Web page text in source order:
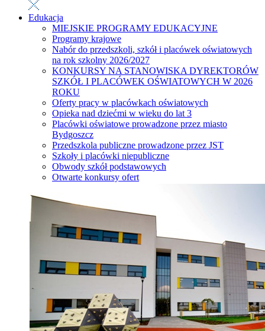
Edukacja
MIEJSKIE PROGRAMY EDUKACYJNE
Programy krajowe
Nabór do przedszkoli, szkół i placówek oświatowych
na rok szkolny 2026/2027
KONKURSY NA STANOWISKA DYREKTORÓW
SZKÓŁ I PLACÓWEK OŚWIATOWYCH W 2026
ROKU
Oferty pracy w placówkach oświatowych
Opieka nad dziećmi w wieku do lat 3
Placówki oświatowe prowadzone przez miasto
Bydgoszcz
Przedszkola publiczne prowadzone przez JST
Szkoły i placówki niepubliczne
Obwody szkół podstawowych
Otwarte konkursy ofert